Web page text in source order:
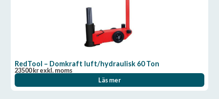
RedTool – Domkraft luft/hydraulisk 60 Ton
23500krexkl. moms
Läs mer